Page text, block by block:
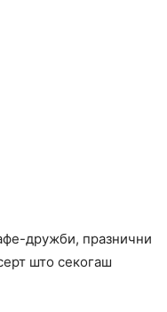
дружби, празнични
што секогаш